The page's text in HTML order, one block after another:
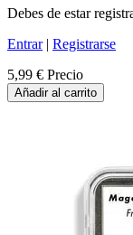
Debes de estar
Entrar| Registrarse
5,99 € Precio
Añadir al carrito